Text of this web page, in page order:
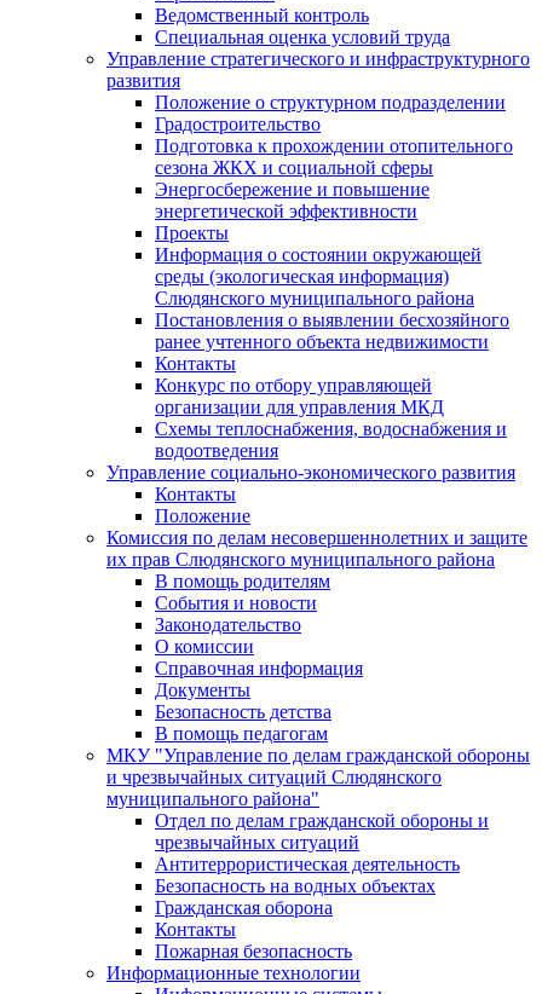
Ведомственный контроль
Специальная оценка условий труда
Управление стратегического и инфраструктурного
развития
Положение о структурном подразделении
Градостроительство
Подготовка к прохождении отопительного
сезона ЖКХ и социальной сферы
Энергосбережение и повышение
энергетической эффективности
Проекты
Информация о состоянии окружающей
среды (экологическая информация)
Слюдянского муниципального района
Постановления о выявлении бесхозяйного
ранее учтенного объекта недвижимости
Контакты
Конкурс по отбору управляющей
организации для управления МКД
Схемы теплоснабжения, водоснабжения и
водоотведения
Управление социально-экономического развития
Контакты
Положение
Комиссия по делам несовершеннолетних и защите
их прав Слюдянского муниципального района
В помощь родителям
События и новости
Законодательство
О комиссии
Справочная информация
Документы
Безопасность детства
В помощь педагогам
МКУ "Управление по делам гражданской обороны
и чрезвычайных ситуаций Слюдянского
муниципального района"
Отдел по делам гражданской обороны и
чрезвычайных ситуаций
Антитеррористическая деятельность
Безопасность на водных объектах
Гражданская оборона
Контакты
Пожарная безопасность
Информационные технологии